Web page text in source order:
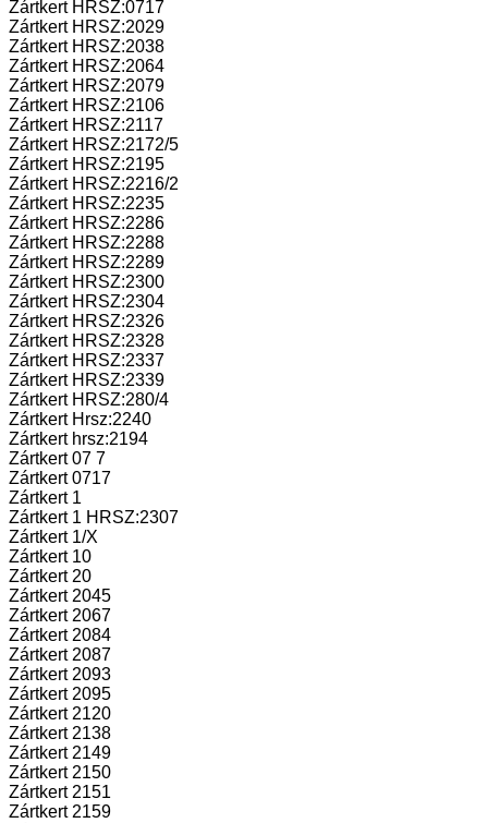
Zártkert HRSZ:0717
Zártkert HRSZ:2029
Zártkert HRSZ:2038
Zártkert HRSZ:2064
Zártkert HRSZ:2079
Zártkert HRSZ:2106
Zártkert HRSZ:2117
Zártkert HRSZ:2172/5
Zártkert HRSZ:2195
Zártkert HRSZ:2216/2
Zártkert HRSZ:2235
Zártkert HRSZ:2286
Zártkert HRSZ:2288
Zártkert HRSZ:2289
Zártkert HRSZ:2300
Zártkert HRSZ:2304
Zártkert HRSZ:2326
Zártkert HRSZ:2328
Zártkert HRSZ:2337
Zártkert HRSZ:2339
Zártkert HRSZ:280/4
Zártkert Hrsz:2240
Zártkert hrsz:2194
Zártkert 07 7
Zártkert 0717
Zártkert 1
Zártkert 1 HRSZ:2307
Zártkert 1/X
Zártkert 10
Zártkert 20
Zártkert 2045
Zártkert 2067
Zártkert 2084
Zártkert 2087
Zártkert 2093
Zártkert 2095
Zártkert 2120
Zártkert 2138
Zártkert 2149
Zártkert 2150
Zártkert 2151
Zártkert 2159